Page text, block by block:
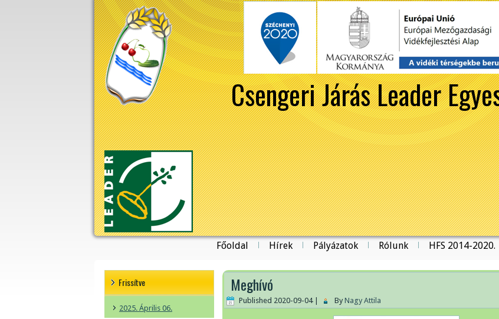
Csengeri Járás Leader
Főoldal Hírek Pályázatok Rólunk HFS 2014-2020.
Frissítve
2025. Április 06.
Meghívó
Published 2020-09-04| By Nagy Attila